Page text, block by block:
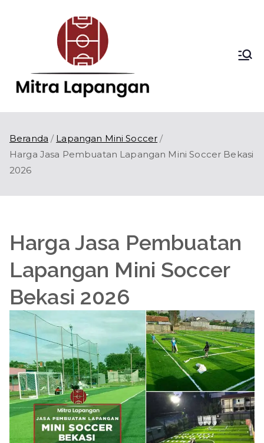
an
Beranda
Lapangan Mini Soccer
Harga Jasa Pembuatan Lapangan Mini Soccer Bekasi
2026
Harga Jasa Pembuatan
Lapangan Mini Soccer
Bekasi 2026